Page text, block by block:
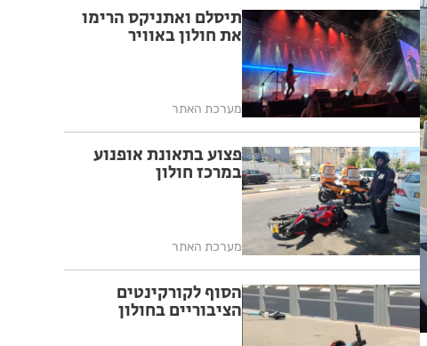
תיסלם ואתניקס הרימו
את חולון באוויר
מערכת האתר
פצוע בתאונת אופנוע
במרכז חולון
מערכת האתר
הסוף לקורקינטים
הציבוריים בחולון